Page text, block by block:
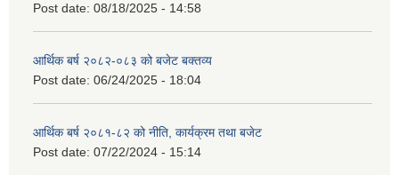
Post date: 08/18/2025 - 14:58
आर्थिक बर्ष २०८२-०८३ को बजेट बक्तव्य
Post date: 06/24/2025 - 18:04
आर्थिक बर्ष २०८१-८२ को नीति, कार्यक्रम तथा बजेट
Post date: 07/22/2024 - 15:14